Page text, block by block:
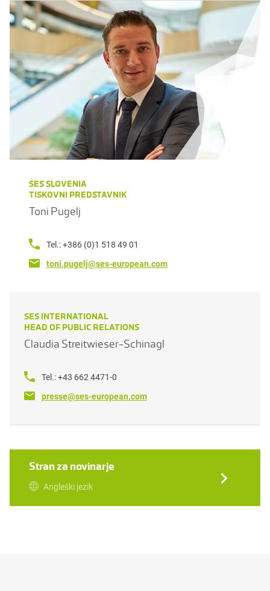
SES SLOVENIA
TISKOVNI PREDSTAVNIK
Toni Pugelj
Tel.: +386 (0)1 518 49 01
toni.pugelj@ses-european.com
SES INTERNATIONAL
HEAD OF PUBLIC RELATIONS
Claudia Streitwieser-Schinagl
Tel.: +43 662 4471-0
presse@ses-european.com
Stran za novinarje
Angleški jezik